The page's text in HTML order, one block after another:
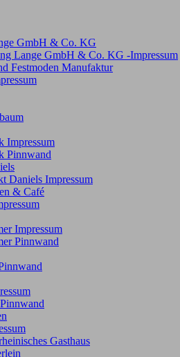
GmbH & Co. KG
Lange GmbH & Co. KG -Impressum
Festmoden Manufaktur
Impressum
Pinnwand
Daniels Impressum
& Café
Impressum
Pinnwand
Gasthaus